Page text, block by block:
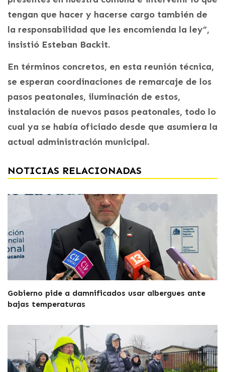
tengan que hacer y hacerse cargo también de
la responsabilidad que les encomienda la ley”,
insistió Esteban Backit.
En términos concretos, en esta reunión técnica,
se esperan coordinaciones de remarcaje de los
pasos peatonales, iluminación de estos,
instalación de nuevos pasos peatonales, todo lo
cual ya se había oficiado desde que asumiera la
actual administración municipal.
NOTICIAS RELACIONADAS
Gobierno pide a damnificados usar albergues ante
bajas temperaturas